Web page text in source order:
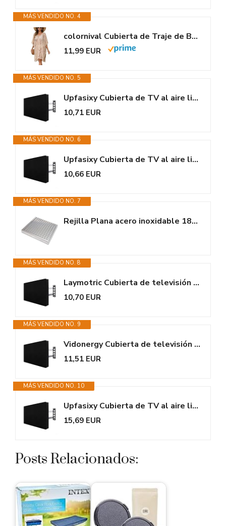
MÁS VENDIDO NO. 4
colornival Cubierta de Traje de Baño para Mujer para Playa y Piscina,...
11,99 EUR
MÁS VENDIDO NO. 5
Upfasixy Cubierta de TV al aire libre, impermeable y a prueba de polvo,...
10,71 EUR
MÁS VENDIDO NO. 6
Upfasixy Cubierta de TV al aire libre, impermeable y a prueba de polvo,...
10,66 EUR
MÁS VENDIDO NO. 7
Rejilla Plana acero inoxidable 188x188mm. Rejinox. Garajes, jardines,...
MÁS VENDIDO NO. 8
Laymotric Cubierta de televisión al aire libre, impermeable y a prueba de...
10,70 EUR
MÁS VENDIDO NO. 9
Vidonergy Cubierta de televisión al aire libre, impermeable y a prueba de...
11,51 EUR
MÁS VENDIDO NO. 10
Upfasixy Cubierta de TV al aire libre, impermeable y a prueba de polvo,...
15,69 EUR
Posts Relacionados: